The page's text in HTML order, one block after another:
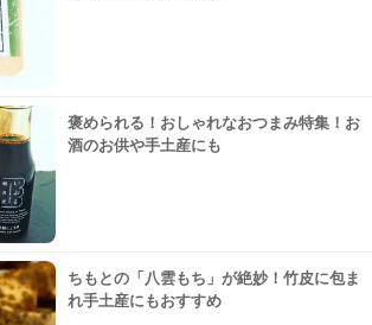
褒められる！おしゃれなおつまみ特集！お
酒のお供や手土産にも
ちもとの「八雲もち」が絶妙！竹皮に包ま
れ手土産にもおすすめ